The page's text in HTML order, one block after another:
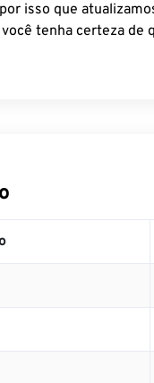
isso que
tenha certeza de